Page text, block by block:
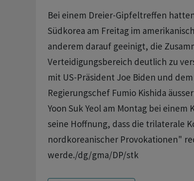
Bei einem Dreier-Gipfeltreffen
Südkorea am Freitag im
anderem darauf geeinigt, die
Verteidigungsbereich deutlich zu
mit US-Präsident Joe Biden und
Regierungschef Fumio Kishida
Yoon Suk Yeol am Montag bei
seine Hoffnung, dass die trilaterale
nordkoreanischer Provokationen"
werde./dg/gma/DP/stk